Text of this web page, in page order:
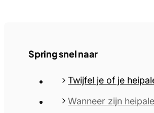
Spring snel naar
Twijfel je of je
Wanneer zijn